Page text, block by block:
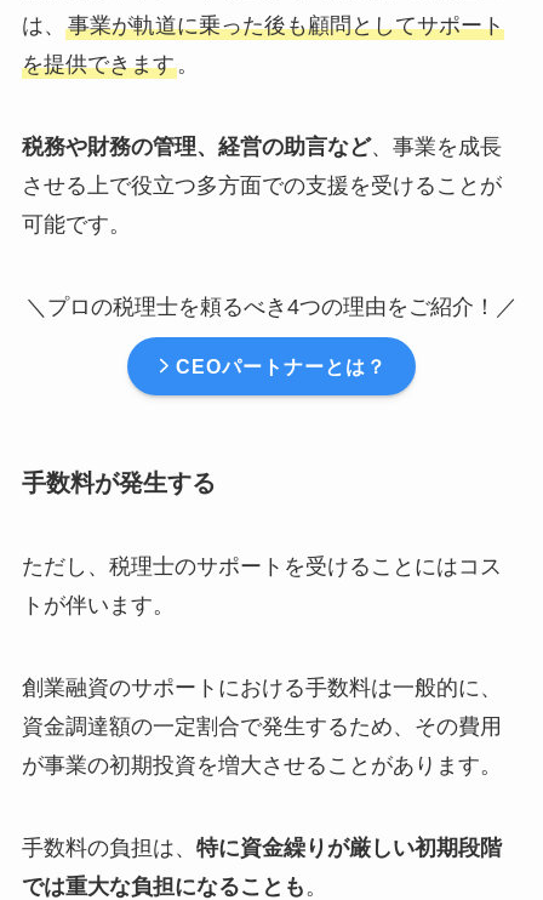
は、 事業が軌道に乗った後も顧問としてサポート
を提供できます。
税務や財務の管理、経営の助言など、事業を成長
させる上で役立つ多方面での支援を受けることが
可能です。
＼プロの税理士を頼るべき4つの理由をご紹介！／
CEOパートナーとは？
手数料が発生する
ただし、税理士のサポートを受けることにはコス
トが伴います。
創業融資のサポートにおける手数料は一般的に、
資金調達額の一定割合で発生するため、その費用
が事業の初期投資を増大させることがあります。
手数料の負担は、 特に資金繰りが厳しい初期段階
では重大な負担になることも。